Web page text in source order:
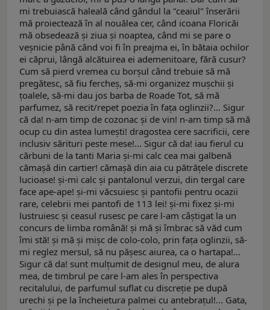
mi trebuiască haleală când gândul la "ceaiul" înserării
mă proiectează în al nouălea cer, când icoana Floricăi
mă obsedează şi ziua şi noaptea, când mi se pare o
veşnicie până când voi fi în preajma ei, în bătaia ochilor
ei căprui, lângă alcătuirea ei ademenitoare, fără cusur?
Cum să pierd vremea cu borşul când trebuie să mă
pregătesc, să fiu fercheş, să-mi organizez muşchii şi
ţoalele, să-mi dau jos barba de Roade Tot, să mă
parfumez, să recit/repet poezia în faţa oglinzii?... Sigur
că da! n-am timp de cozonac şi de vin! n-am timp să mă
ocup cu din astea lumeşti! dragostea cere sacrificii, cere
inclusiv sărituri peste mese!... Sigur că da! iau fierul cu
cărbuni de la tanti Maria şi-mi calc cea mai galbenă
cămaşă din cartier! cămaşă din aia cu pătrăţele discrete
lucioase! şi-mi calc şi pantalonul verzui, din tergal care
face ape-ape! şi-mi văcsuiesc şi pantofii pentru ocazii
rare, celebrii mei pantofi de 113 lei! şi-mi fixez şi-mi
lustruiesc şi ceasul rusesc pe care l-am câştigat la un
concurs de limba română! şi mă şi îmbrac să văd cum
îmi stă! şi mă şi mişc de colo-colo, prin faţa oglinzii, să-
mi reglez mersul, să nu păşesc aiurea, ca o hartapa!...
Sigur că da! sunt mulţumit de designul meu, de alura
mea, de timbrul pe care l-am ales în perspectiva
recitalului, de parfumul suflat cu discreţie pe după
urechi şi pe la încheietura palmei cu antebraţul!... Gata,